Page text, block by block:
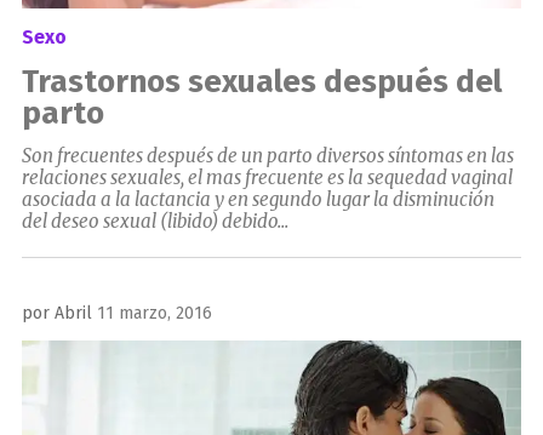
Sexo
Trastornos sexuales después del
parto
Son frecuentes después de un parto diversos síntomas en las
relaciones sexuales, el mas frecuente es la sequedad vaginal
asociada a la lactancia y en segundo lugar la disminución
del deseo sexual (libido) debido...
por Abril Publicado
el
11 marzo, 2016